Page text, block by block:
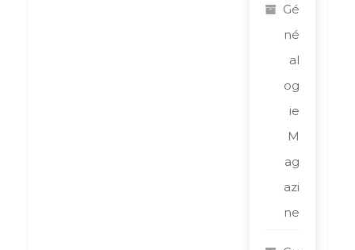
Gé
né
al
og
ie
M
ag
azi
ne